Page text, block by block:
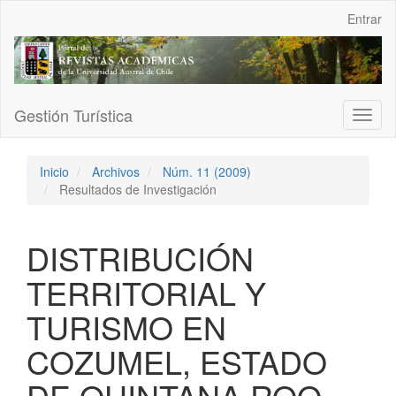
Contenido
principal
Barra
Entrar
Gestión Turística
Inicio Archivos
Núm. 11 (2009)
Resultados de Investigación
DISTRIBUCIÓN
TERRITORIAL Y
TURISMO EN
COZUMEL, ESTADO